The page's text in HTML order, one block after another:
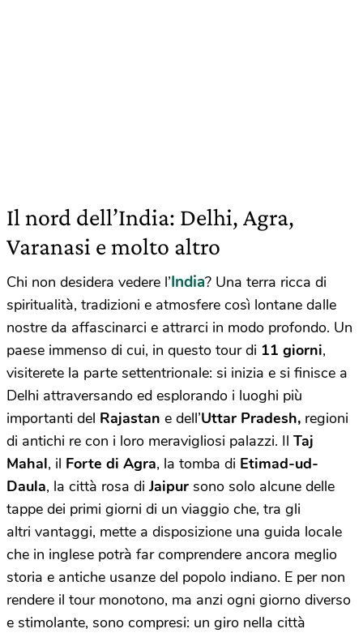
Il nord dell’India: Delhi, Agra,
Varanasi e molto altro
Chi non desidera vedere l’India? Una terra ricca di
spiritualità, tradizioni e atmosfere così lontane dalle
nostre da affascinarci e attrarci in modo profondo. Un
paese immenso di cui, in questo tour di 11 giorni,
visiterete la parte settentrionale: si inizia e si finisce a
Delhi attraversando ed esplorando i luoghi più
importanti del Rajastan e dell’Uttar Pradesh, regioni
di antichi re con i loro meravigliosi palazzi. Il Taj
Mahal, il Forte di Agra, la tomba di Etimad-ud-
Daula, la città rosa diJaipur sono solo alcune delle
tappe dei primi giorni di un viaggio che, tra gli
altri vantaggi, mette a disposizione una guida locale
che in inglese potrà far comprendere ancora meglio
storia e antiche usanze del popolo indiano. E per non
rendere il tour monotono, ma anzi ogni giorno diverso
e stimolante, sono compresi: un giro nella città